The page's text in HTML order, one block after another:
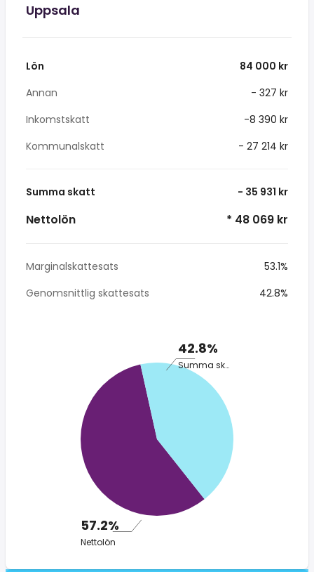
Uppsala
Lön
84 000 kr
Annan
- 327 kr
Inkomstskatt
-8 390 kr
Kommunalskatt
- 27 214 kr
Summa skatt - 35 931 kr
Nettolön * 48 069 kr
Marginalskattesats
53.1%
Genomsnittlig skattesats
42.8%
42.8%
Summa skatt
57.2%
Nettolön